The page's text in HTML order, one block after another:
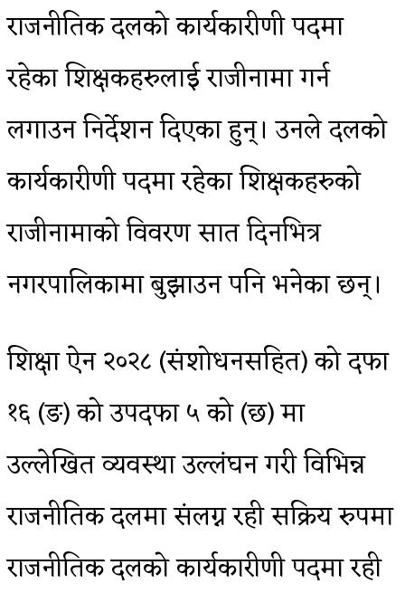
राजनीतिक दलको कार्यकारीणी पदमा
रहेका शिक्षकहरुलाई राजीनामा गर्न
लगाउन निर्देशन दिएका हुन्। उनले दलको
कार्यकारीणी पदमा रहेका शिक्षकहरुको
राजीनामाको विवरण सात दिनभित्र
नगरपालिकामा बुझाउन पनि भनेका छन्।
शिक्षा ऐन २०२८ (संशोधनसहित) को दफा
१६ (ङ) को उपदफा ५ को (छ) मा
उल्लेखित व्यवस्था उल्लंघन गरी विभिन्न
राजनीतिक दलमा संलग्न रही सक्रिय रुपमा
राजनीतिक दलको कार्यकारीणी पदमा रही